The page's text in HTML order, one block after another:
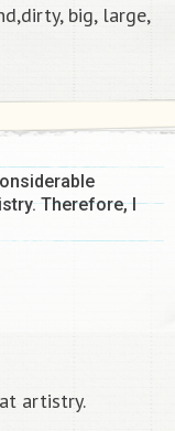
big, large,
Therefore, I
artistry.